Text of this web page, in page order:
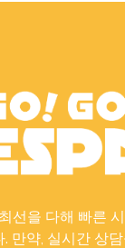
선을 다해 빠른
만약, 실시간 상